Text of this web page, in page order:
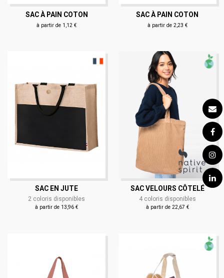
SAC À PAIN COTON
à partir de 1,12 €
SAC À PAIN COTON
à partir de 2,23 €
SAC EN JUTE
2 coloris disponibles
à partir de 13,96 €
SAC VELOURS CÔTELÉ
4 coloris disponibles
à partir de 22,67 €